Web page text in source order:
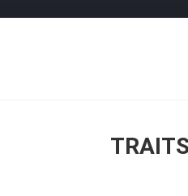
TRAITS